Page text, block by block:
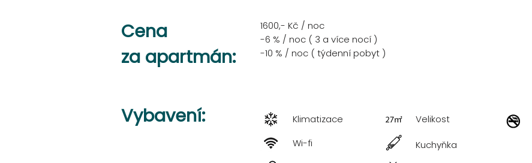
Cena
za apartmán:
1600,- Kč / noc
-6 % / noc ( 3 a více nocí )
-10 % / noc ( týdenní pobyt )
Vybavení:
Klimatizace
Wi-fi
Velikost
Kuchyňka